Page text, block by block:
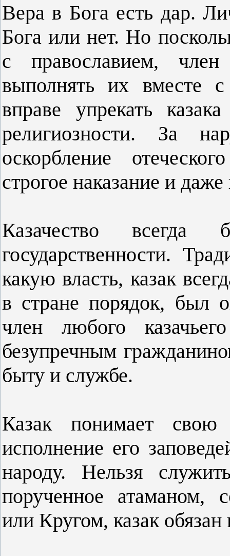
Вера в Бога есть дар.
Бога или нет. Но
с православием, член
выполнять их вместе
вправе упрекать
религиозности. За
оскорбление
строгое наказание и
Казачество всегда
государственности.
какую власть, казак
в стране порядок, был
член любого
безупречным
быту и службе.
Казак понимает
исполнение его
народу. Нельзя
порученное атаманом,
или Кругом, казак